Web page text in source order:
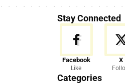
Stay Connected
Facebook
Like
X
Categories